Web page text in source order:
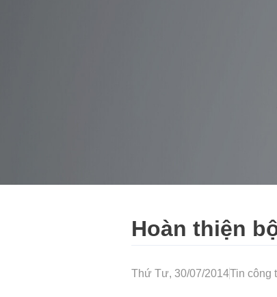
Hoàn thiện
Thứ Tư, 30/07/2014Tin công